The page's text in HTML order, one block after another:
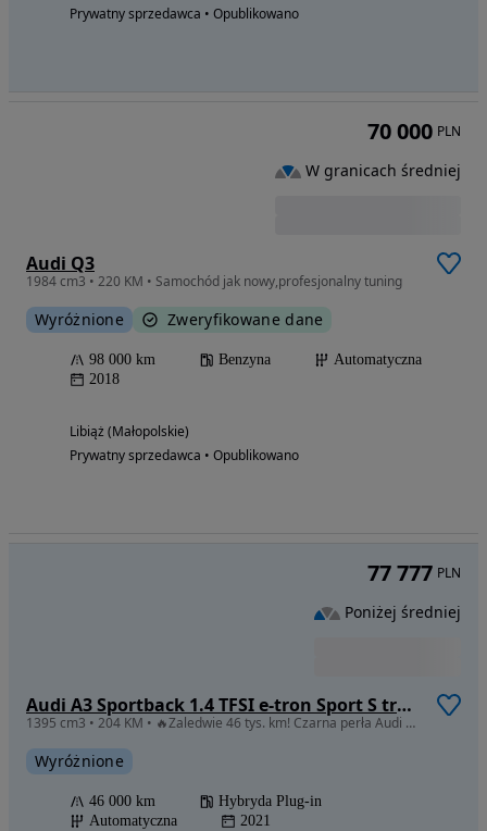
Prywatny sprzedawca • Opublikowano
Audi Q3
1984 cm3 • 220 KM • Samochód jak nowy,profesjonalny tuning
Wyróżnione Zweryfikowane dane
98 000 km Benzyna
Automatyczna
2018
Libiąż (Małopolskie)
Prywatny sprzedawca • Opublikowano
70 000 PLN
W granicach średniej
Audi A3 Sportback 1.4 TFSI e-tron Sport S tronic
1395 cm3 • 204 KM • 🔥Zaledwie 46 tys. km! Czarna perła Audi A3 S-line w stanie salonowym.
Wyróżnione
46 000 km
Hybryda Plug-in
Automatyczna
2021
77 777 PLN
Poniżej średniej